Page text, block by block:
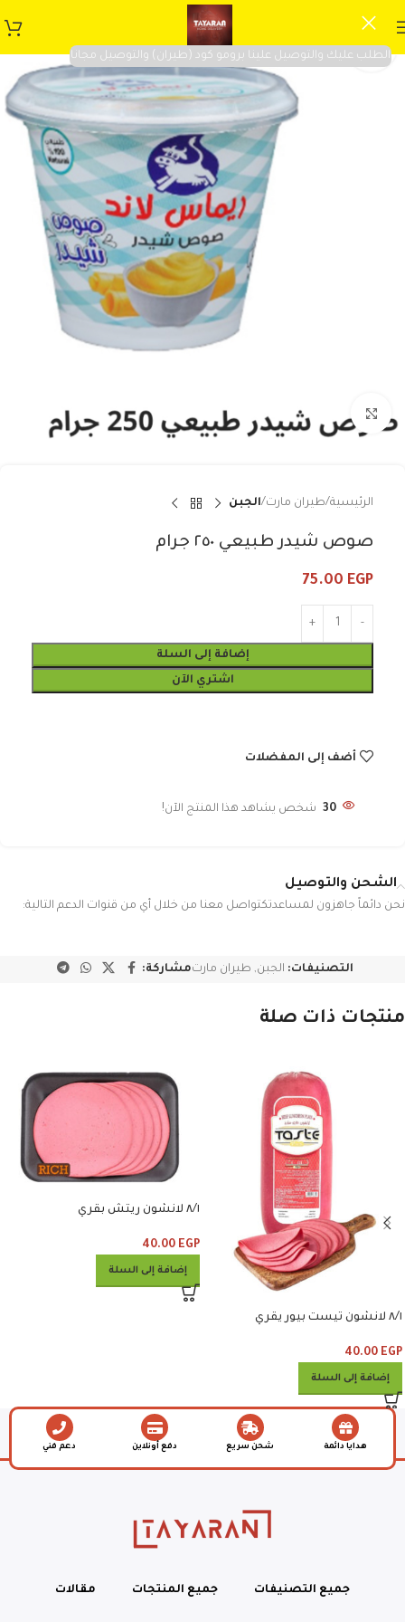
الطلب عليك والتوصيل علينا برومو كود (طيران) والتوصيل مجانا
Click to enlarge
الرئيسية طيران مارت الجبن
صوص شيدر طبيعي ٢٥٠ جرام
75.00 EGP
إضافة إلى السلة
اشتري الآن
أضف إلى المفضلات
30 شخص يشاهد هذا المنتج الآن!
الشحن والتوصيل
نحن دائماً جاهزون لمساعدتكتواصل معنا من خلال أي من قنوات الدعم التالية:
التصنيفات: الجبن, طيران مارتمشاركة:
منتجات ذات صلة
٨/١ لانشون تيست بيور يقري
40.00 EGP
إضافة إلى السلة
٨/١ لانشون ريتش بقري
40.00 EGP
إضافة إلى السلة
هدايا دائمة شحن سريع دفع أونلاين دعم فني
جميع التصنيفات جميع المنتجات مقالات